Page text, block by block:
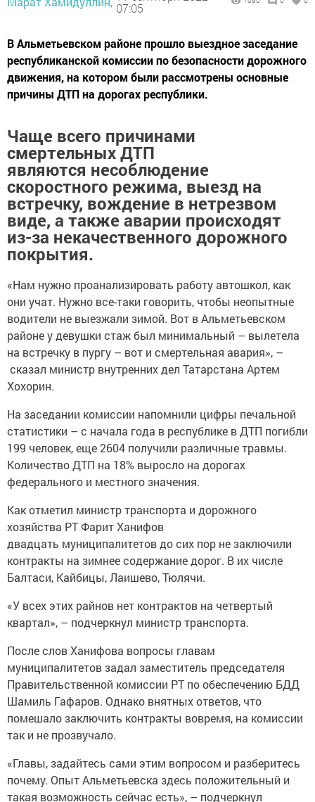
07:05
В Альметьевском районе прошло выездное заседание
республиканской комиссии по безопасности дорожного
движения, на котором были рассмотрены основные
причины ДТП на дорогах республики.
Чаще всего причинами
смертельных ДТП
являются несоблюдение
скоростного режима, выезд на
встречку, вождение в нетрезвом
виде, а также аварии происходят
из-за некачественного дорожного
покрытия.
«Нам нужно проанализировать работу автошкол, как
они учат. Нужно все-таки говорить, чтобы неопытные
водители не выезжали зимой. Вот в Альметьевском
районе у девушки стаж был минимальный – вылетела
на встречку в пургу – вот и смертельная авария», –
сказал министр внутренних дел Татарстана Артем
Хохорин.
На заседании комиссии напомнили цифры печальной
статистики – с начала года в республике в ДТП погибли
199 человек, еще 2604 получили различные травмы.
Количество ДТП на 18% выросло на дорогах
федерального и местного значения.
Как отметил министр транспорта и дорожного
хозяйства РТ Фарит Ханифов
двадцать муниципалитетов до сих пор не заключили
контракты на зимнее содержание дорог. В их числе
Балтаси, Кайбицы, Лаишево, Тюлячи.
«У всех этих райнов нет контрактов на четвертый
квартал», – подчеркнул министр транспорта.
После слов Ханифова вопросы главам
муниципалитетов задал заместитель председателя
Правительственной комиссии РТ по обеспечению БДД
Шамиль Гафаров. Однако внятных ответов, что
помешало заключить контракты вовремя, на комиссии
так и не прозвучало.
«Главы, задайтесь сами этим вопросом и разберитесь
почему. Опыт Альметьевска здесь положительный и
такая возможность сейчас есть», – подчеркнул